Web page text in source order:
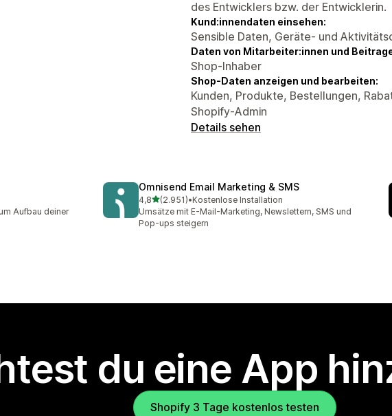
des Entwicklers bzw. der Entwicklerin.
Kund:innendaten einsehen:
Sensible Daten, Geräte- und
Daten von Mitarbeiter:innen und
Shop-Inhaber
Shop-Daten anzeigen und bearbeiten:
Kunden, Produkte, Bestellungen,
Shopify-Admin
Details sehen
Aufbau deiner
Omnisend Email Marketing & SMS
4,8von 5 Sternen
(2.951)
2951 Rezensionen insgesamt
•Kostenlose Installation
Umsätze mit E-Mail-Marketing, Newslettern, SMS und
Pop-ups steigern
du eine App
Shopify 3 Tage kostenlos testen